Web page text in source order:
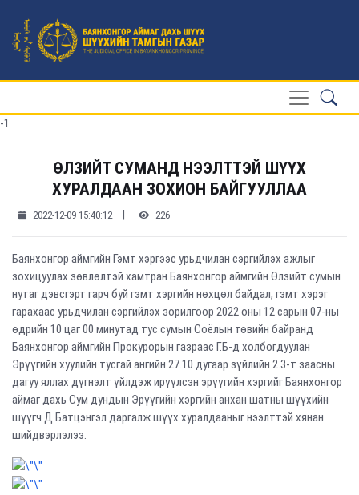
-1
ӨЛЗИЙТ СУМАНД НЭЭЛТТЭЙ ШҮҮХ
ХУРАЛДААН ЗОХИОН БАЙГУУЛЛАА
2022-12-09 15:40:12| 226
Баянхонгор аймгийн Гэмт хэргээс урьдчилан сэргийлэх ажлыг
зохицуулах зөвлөлтэй хамтран Баянхонгор аймгийн Өлзийт сумын
нутаг дэвсгэрт гарч буй гэмт хэргийн нөхцөл байдал, гэмт хэрэг
гарахаас урьдчилан сэргийлэх зорилгоор 2022 оны 12 сарын 07-ны
өдрийн 10 цаг 00 минутад тус сумын Соёлын төвийн байранд
Баянхонгор аймгийн Прокурорын газраас Г.Б-д холбогдуулан
Эрүүгийн хуулийн тусгай ангийн 27.10 дугаар зүйлийн 2.3-т заасны
дагуу яллах дүгнэлт үйлдэж ирүүлсэн эрүүгийн хэргийг Баянхонгор
аймаг дахь Сум дундын Эрүүгийн хэргийн анхан шатны шүүхийн
шүүгч Д.Батцэнгэл даргалж шүүх хуралдааныг нээлттэй хянан
шийдвэрлэлээ.